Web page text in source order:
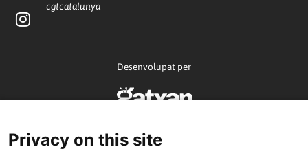
cgtcatalunya
Desenvolupat per
Privacy on this site